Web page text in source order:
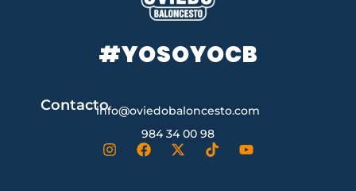
#YOSOYOCB
Contactoinfo@oviedobaloncesto.com
984 34 00 98